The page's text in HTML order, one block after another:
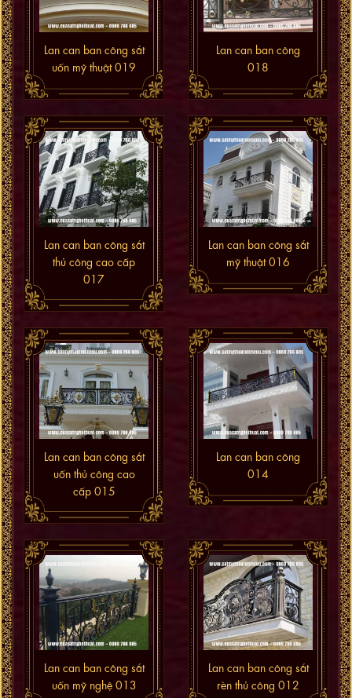
Lan can ban công sắt
uốn mỹ thuật 019
Lan can ban công
018
Lan can ban công sắt
thủ công cao cấp
017
Lan can ban công sắt
mỹ thuật 016
Lan can ban công sắt
uốn thủ công cao
cấp 015
Lan can ban công
014
Lan can ban công sắt
uốn mỹ nghệ 013
Lan can ban công sắt
rèn thủ công 012